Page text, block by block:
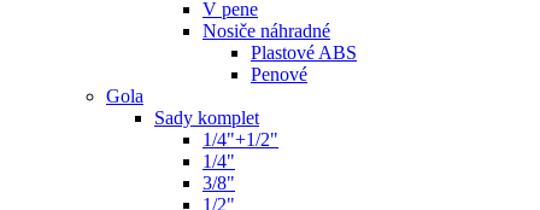
V pene
Nosiče náhradné
Plastové ABS
Penové
Gola
Sady komplet
1/4"+1/2"
1/4"
3/8"
1/2"